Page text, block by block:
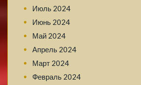
Июль 2024
Июнь 2024
Май 2024
Апрель 2024
Март 2024
Февраль 2024